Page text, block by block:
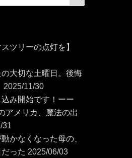
ツリーの点灯を】
大切な土曜日。後悔
2025/11/30
み開始です！ーー
アメリカ、魔法の出
31
かなくなった母の、
った 2025/06/03